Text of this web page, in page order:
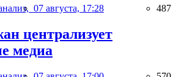
07 августа, 17:28 487
централизует
медиа